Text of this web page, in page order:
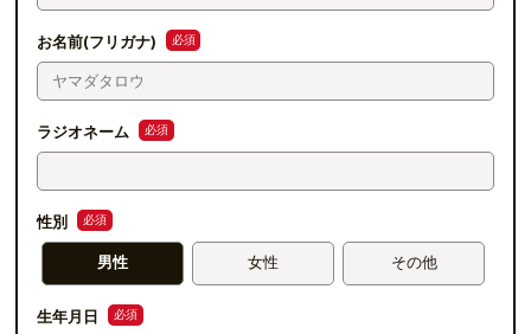
お名前(フリガナ) 必須
ラジオネーム 必須
性別 必須
男性 女性 その他
生年月日 必須